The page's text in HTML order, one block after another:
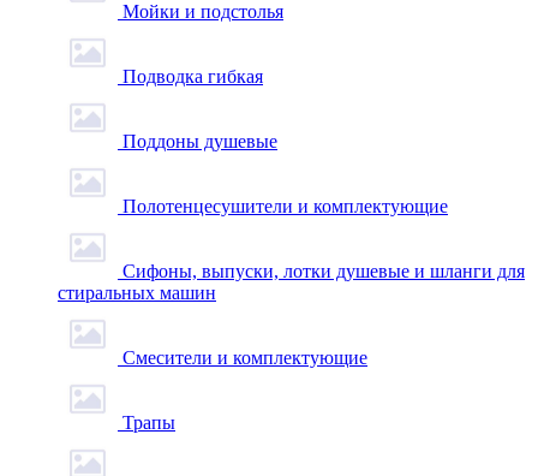
Мойки и подстолья
Подводка гибкая
Поддоны душевые
Полотенцесушители и комплектующие
Сифоны, выпуски, лотки душевые и шланги для
стиральных машин
Смесители и комплектующие
Трапы